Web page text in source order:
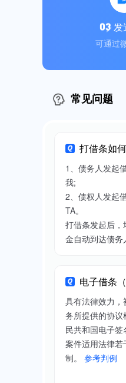
发
可通过
常见问题
打借条如
1、债务人发起
我;
2、债权人发起
TA。
打借条发起后
金自动到达债务
电子借条
具有法律效力
务所提供的协议
民共和国电子
案件适用法律
制。 参考判例